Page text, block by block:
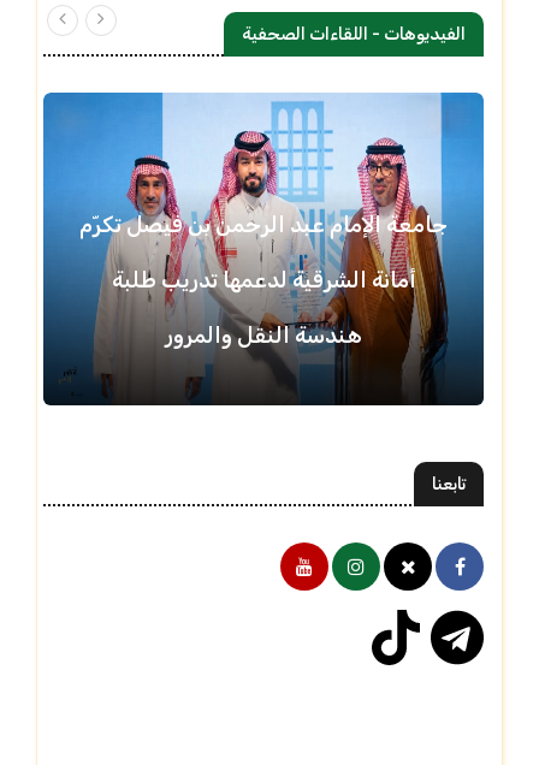
الفيديوهات - اللقاءات الصحفية
جامعة الإمام عبد الرحمن بن فيصل تكرّم
أمانة الشرقية لدعمها تدريب طلبة
هندسة النقل والمرور
تابعنا